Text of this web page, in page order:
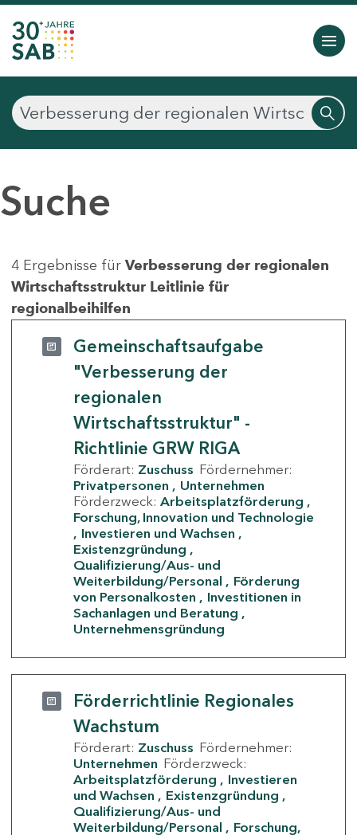
Suche
4 Ergebnisse für Verbesserung der regionalen
Wirtschaftsstruktur Leitlinie für
regionalbeihilfen
Gemeinschaftsaufgabe
"Verbesserung der
regionalen
Wirtschaftsstruktur" -
Richtlinie GRW RIGA
Förderart: Zuschuss Fördernehmer:
Privatpersonen
Unternehmen
Förderzweck: Arbeitsplatzförderung
Forschung, Innovation und Technologie
Investieren und Wachsen
Existenzgründung
Qualifizierung/Aus- und
Weiterbildung/Personal
Förderung
von Personalkosten
Investitionen in
Sachanlagen und Beratung
Unternehmensgründung
Förderrichtlinie Regionales
Wachstum
Förderart: Zuschuss Fördernehmer:
Unternehmen Förderzweck:
Arbeitsplatzförderung
Investieren
und Wachsen
Existenzgründung
Qualifizierung/Aus- und
Weiterbildung/Personal
Forschung,